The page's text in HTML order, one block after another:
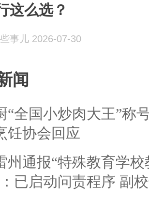
这么选？
事儿 2026-07-30
闻
“全国小炒肉大王”称
饪协会回应
州通报“特殊教育学
已启动问责程序 副